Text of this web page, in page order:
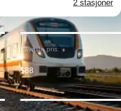
2 stasjoner
Laveste pris:
$88